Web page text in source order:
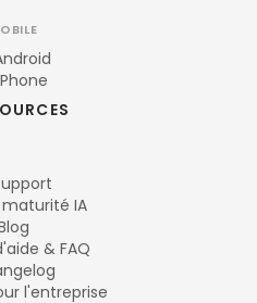
IA
& FAQ
l'entreprise